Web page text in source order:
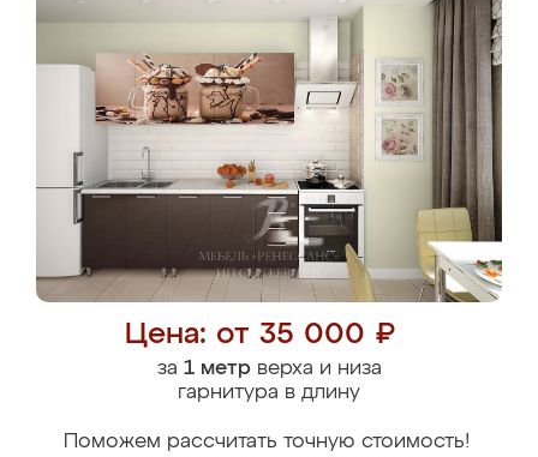
Цена: от 35 000 ₽
за 1 метрверха и низа
гарнитура в длину
Поможем рассчитать точную стоимость!